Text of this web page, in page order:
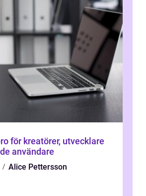
för kreatörer, utvecklare
användare
Alice Pettersson